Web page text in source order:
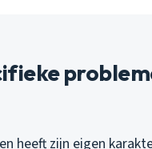
heeft zijn eigen